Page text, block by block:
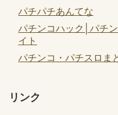
パチパチあんてな
パチンコハック│パチ
イト
パチンコ・パチスロま
リンク